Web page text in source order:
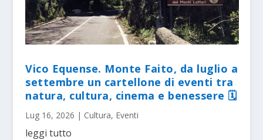
Vico Equense. Monte Faito, da luglio a
settembre un cartellone di eventi tra
natura, cultura, cinema e benessere 🗓
Lug 16, 2026 | Cultura, Eventi
leggi tutto